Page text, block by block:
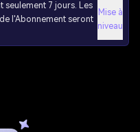
seulement 7 jours. Les
l'Abonnement seront
Mise à
niveau